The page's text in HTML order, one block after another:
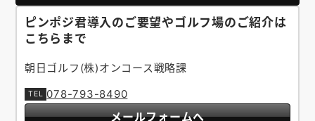
ピンポジ君導入のご要望やゴルフ場のご紹介は
こちらまで
朝日ゴルフ(株)オンコース戦略課
078-793-8490
メールフォームへ